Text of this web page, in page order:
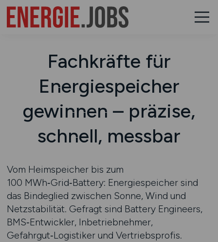
Fachkräfte für
Energiespeicher
gewinnen – präzise,
schnell, messbar
Vom Heimspeicher bis zum
100 MWh‑Grid‑Battery: Energiespeicher sind
das Bindeglied zwischen Sonne, Wind und
Netzstabilität. Gefragt sind Battery Engineers,
BMS‑Entwickler, Inbetriebnehmer,
Gefahrgut‑Logistiker und Vertriebsprofis.